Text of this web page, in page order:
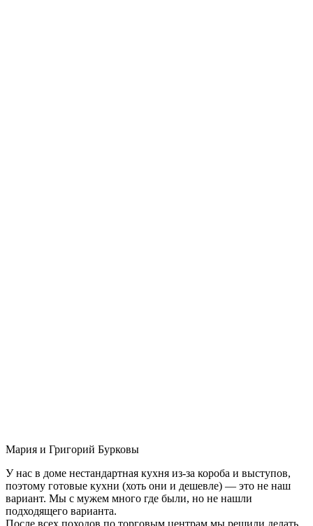
Мария и Григорий Бурковы
У нас в доме нестандартная кухня из-за короба и выступов,
поэтому готовые кухни (хоть они и дешевле) — это не наш
вариант. Мы с мужем много где были, но не нашли
подходящего варианта.
После всех походов по торговым центрам мы решили делать